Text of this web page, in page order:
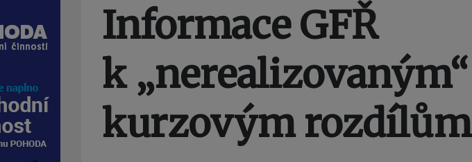
Informace GFŘ
k „nerealizovaným“
kurzovým rozdílům